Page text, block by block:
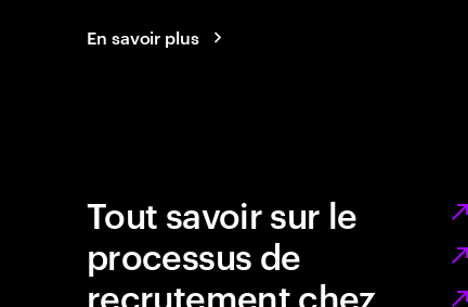
En savoir plus
Tout savoir sur le
processus de
recrutement chez